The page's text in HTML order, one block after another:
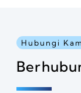
Hubungi